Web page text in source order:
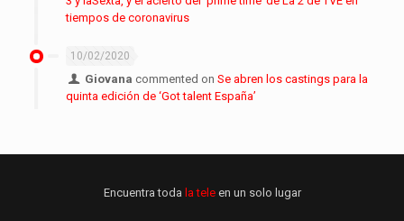
tiempos de coronavirus
10/02/2020
Giovana commented onSe abren los castings para la
quinta edición de ‘Got talent España’
Encuentra toda la tele en un solo lugar